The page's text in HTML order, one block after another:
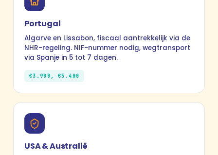
Portugal
Algarve en Lissabon, fiscaal aantrekkelijk via de
NHR-regeling. NIF-nummer nodig, wegtransport
via Spanje in 5 tot 7 dagen.
€3.900, €5.400
USA & Australië